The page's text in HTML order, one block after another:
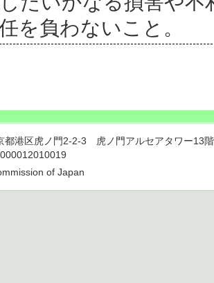
を負わないこと。
港区虎ノ門2-2-3 虎ノ門アルセアタワー13
of Japan